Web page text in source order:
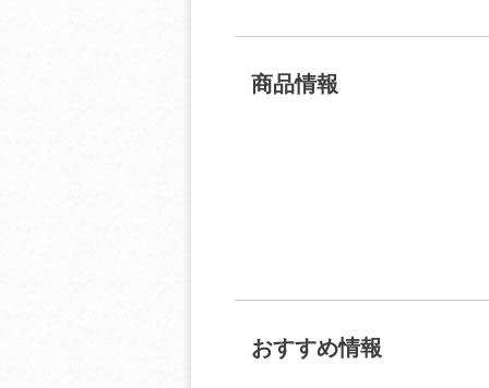
商品情報
おすすめ情報